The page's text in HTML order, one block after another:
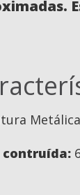
Metálica
contruída: